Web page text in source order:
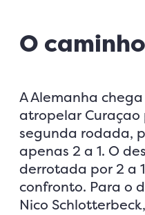
O
A Alemanha
atropelar Curaçao
segunda rodada,
apenas 2 a 1. O
derrotada por 2 a
confronto. Para o
Nico